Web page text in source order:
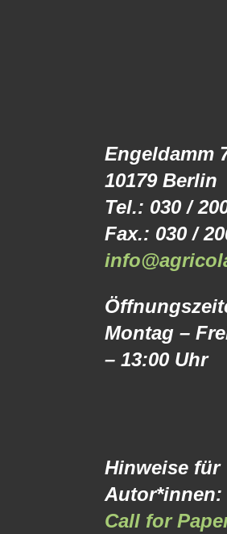
Engeldamm
10179 Berlin
Tel.: 030 /
Fax.: 030 /
Montag –
– 13:00 Uhr
Hinweise für
Autor*innen:
Call for